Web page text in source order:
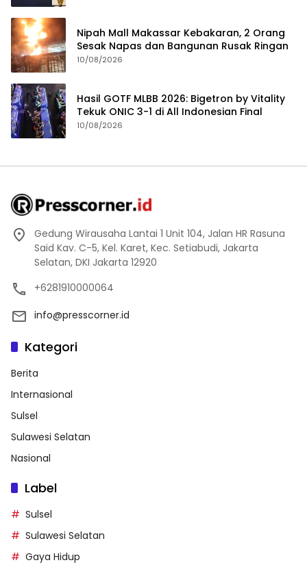
Nipah Mall Makassar Kebakaran, 2 Orang
Sesak Napas dan Bangunan Rusak Ringan
10/08/2026
Hasil GOTF MLBB 2026: Bigetron by Vitality
Tekuk ONIC 3-1 di All Indonesian Final
10/08/2026
Gedung Wirausaha Lantai 1 Unit 104, Jalan HR Rasuna
Said Kav. C-5, Kel. Karet, Kec. Setiabudi, Jakarta
Selatan, DKI Jakarta 12920
+6281910000064
info@presscorner.id
Kategori
Berita
Internasional
Sulsel
Sulawesi Selatan
Nasional
Label
Sulsel
Sulawesi Selatan
Gaya Hidup